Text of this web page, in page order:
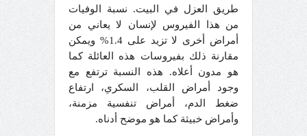
طريق العزل في البيت. نسبة الوفيات
من هذا الفيروس لإنسان لا يعاني من
أمراض أخرى لا تزيد على 1.4% ويمكن
مقارنة ذلك بفيروسات هذه العائلة كما
هو مدون أعلاه. هذه النسبة ترتفع مع
وجود أمراض القلب، السكري، ارتفاع
ضغط الدم، أمراض تنفسية مزمنة،
وأمراض خبيثة كما هو موضح أدناه.